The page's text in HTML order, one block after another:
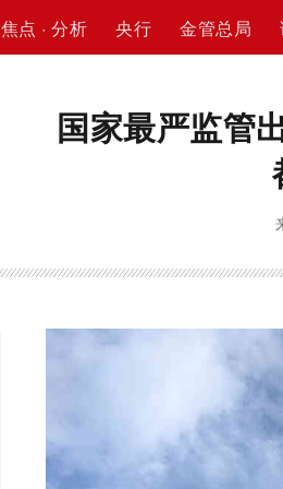
焦点 · 分析 央行 金管总局
国家最严监管